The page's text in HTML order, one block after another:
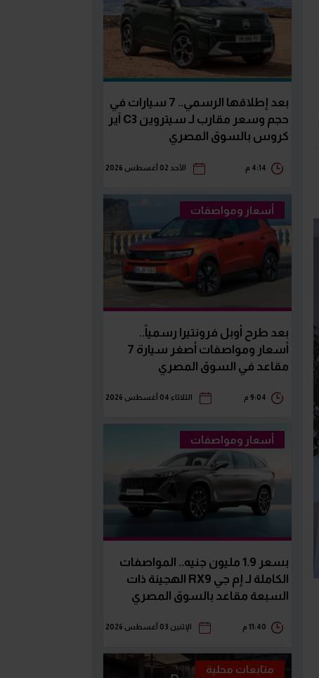
بعد إطلاقها الرسمي.. 7 سيارات في
حجم وسعر مقارب لـ سيتروين C3 آير
كروس بالسوق المصري
4:14 م الأحد 02 أغسطس 2026
أسعار ومواصفات
بعد طرح أوبل فرونتيرا رسمياً..
أسعار ومواصفات أصغر سيارة 7
مقاعد في السوق المصري
9:04 م الثلاثاء 04 أغسطس 2026
أسعار ومواصفات
بسعر 1.9 مليون جنيه.. المواصفات
الكاملة لـ إم جي RX9 الهجينة ذات
السبعة مقاعد بالسوق المصري
11:40 م الإثنين 03 أغسطس 2026
متابعات محلية